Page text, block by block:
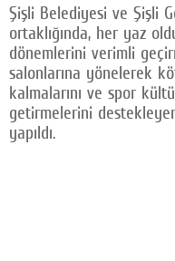
Şişli Belediyesi ve Şişli
ortaklığında, her yaz
dönemlerini verimli
salonlarına yönelerek
kalmalarını ve spor
getirmelerini destekleyen
yapıldı.